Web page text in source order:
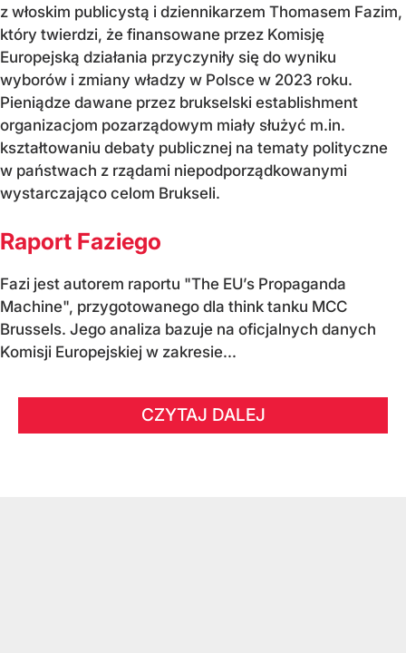
z włoskim publicystą i dziennikarzem Thomasem Fazim,
który twierdzi, że finansowane przez Komisję
Europejską działania przyczyniły się do wyniku
wyborów i zmiany władzy w Polsce w 2023 roku.
Pieniądze dawane przez brukselski establishment
organizacjom pozarządowym miały służyć m.in.
kształtowaniu debaty publicznej na tematy polityczne
w państwach z rządami niepodporządkowanymi
wystarczająco celom Brukseli.
Raport Faziego
Fazi jest autorem raportu "The EU’s Propaganda
Machine", przygotowanego dla think tanku MCC
Brussels. Jego analiza bazuje na oficjalnych danych
Komisji Europejskiej w zakresie...
CZYTAJ DALEJ